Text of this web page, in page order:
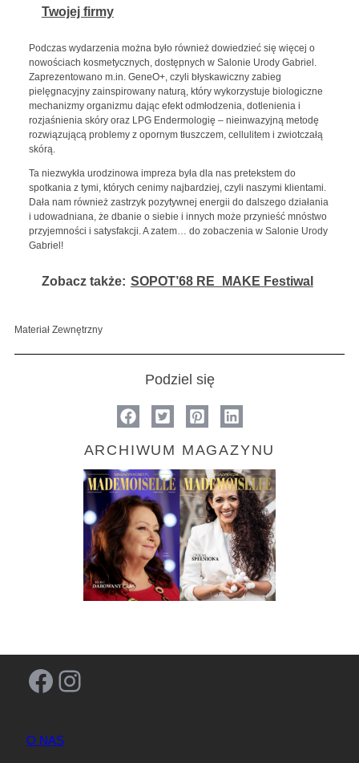
Twojej firmy
Podczas wydarzenia można było również dowiedzieć się więcej o
nowościach kosmetycznych, dostępnych w Salonie Urody Gabriel.
Zaprezentowano m.in. GeneO+, czyli błyskawiczny zabieg
pielęgnacyjny zainspirowany naturą, który wykorzystuje biologiczne
mechanizmy organizmu dając efekt odmłodzenia, dotlenienia i
rozjaśnienia skóry oraz LPG Endermologię – nieinwazyjną metodę
rozwiązującą problemy z opornym tłuszczem, cellulitem i zwiotczałą
skórą.
Ta niezwykła urodzinowa impreza była dla nas pretekstem do
spotkania z tymi, których cenimy najbardziej, czyli naszymi klientami.
Dała nam również zastrzyk pozytywnej energii do dalszego działania
i udowadniana, że dbanie o siebie i innych może przynieść mnóstwo
przyjemności i satysfakcji. A zatem… do zobaczenia w Salonie Urody
Gabriel!
Zobacz także: SOPOT’68 RE_MAKE Festiwal
Materiał Zewnętrzny
Podziel się
ARCHIWUM MAGAZYNU
Facebook Instagram
O NAS